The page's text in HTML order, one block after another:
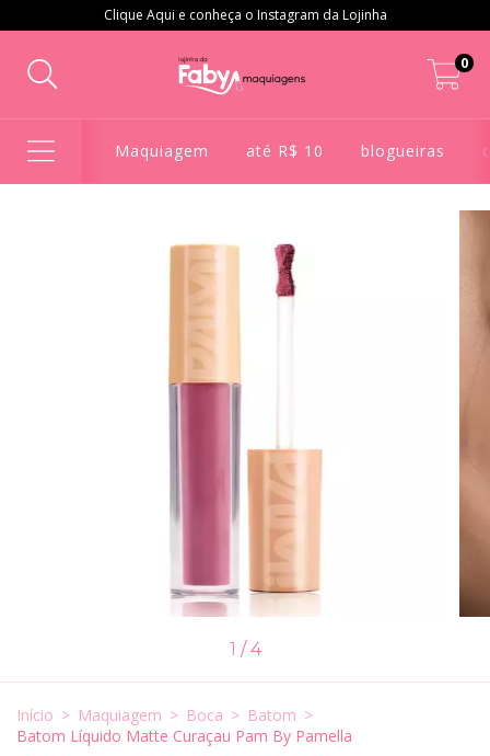
Clique Aqui e conheça o Instagram da Lojinha
0
Maquiagem até R$ 10 blogueiras
1 / 4
Início > Maquiagem > Boca > Batom >
Batom Líquido Matte Curaçau Pam By Pamella